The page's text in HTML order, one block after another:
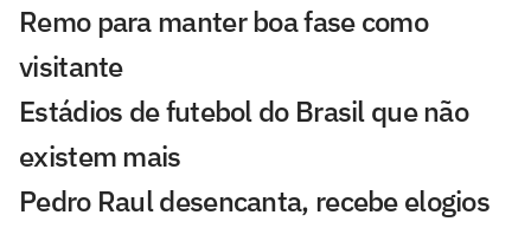
Remo para manter boa fase como
visitante
Estádios de futebol do Brasil que não
existem mais
Pedro Raul desencanta, recebe elogios